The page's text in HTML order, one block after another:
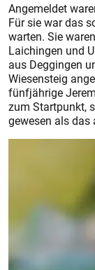
Angemeldet
Für sie war das
warten. Sie
Laichingen und
aus Deggingen
Wiesensteig
fünfjährige
zum Startpunkt,
gewesen als das